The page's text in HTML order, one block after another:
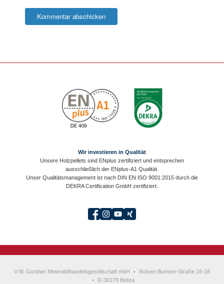
Wir investieren in Qualität
Unsere Holzpellets sind ENplus zertifiziert und entsprechen
ausschließlich der ENplus-A1 Qualität.
Unser Qualitätsmanagement ist nach DIN EN ISO 9001:2015 durch die
DEKRA Certification GmbH zertifiziert.
V.W. Günther Mineralölhandelsgesellschaft mbH •
Robert-Bunsen-Straße 16-18
•
D-36179 Bebra